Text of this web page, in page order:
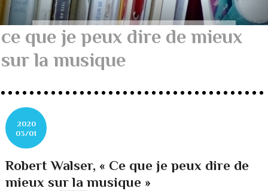
ce que je peux dire de mieux
sur la musique
2020
03/01
Robert Walser, « Ce que je peux dire de
mieux sur la musique »